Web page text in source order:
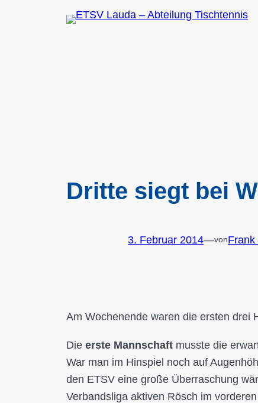
Dritte siegt bei
3. Februar 2014—vonFrank
Am Wochenende waren die ersten drei
Die erste Mannschaft musste die
War man im Hinspiel noch auf
den ETSV eine große Überraschung
Verbandsliga aktiven Rösch im